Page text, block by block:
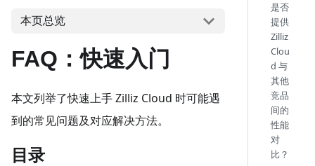
本页总览
FAQ：快速入门
本文列举了快速上手 Zilliz Cloud 时可能遇
到的常见问题及对应解决方法。
目录
是否
提供
Zilliz
Clou
d 与
其他
竞品
间的
性能
对
比？